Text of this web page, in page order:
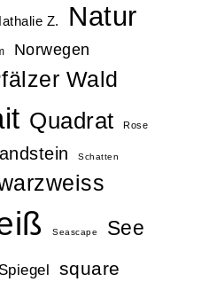
Z. Natur
Norwegen
Wald
Quadrat Rose
Schatten
Seascape See
Spiegel square